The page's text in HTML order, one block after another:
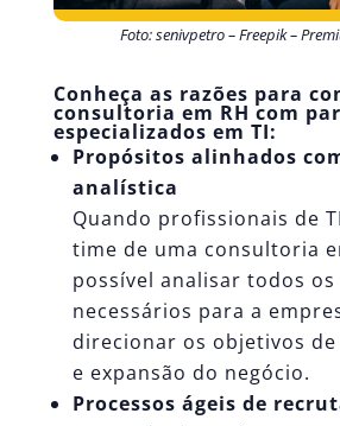
Foto: senivpetro – Freepik –
Conheça as razões para
consultoria em RH com
especializados em TI:
Propósitos alinhados
analística
Quando profissionais de
time de uma consultoria
possível analisar todos os
necessários para a
direcionar os objetivos
e expansão do negócio.
Processos ágeis de